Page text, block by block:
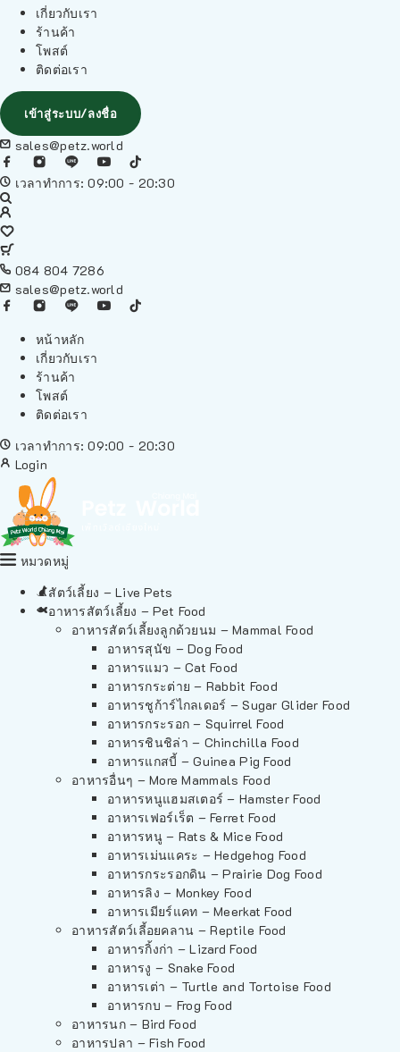
เกี่ยวกับเรา
ร้านค้า
โพสต์
ติดต่อเรา
เข้าสู่ระบบ/ลงชื่อ
sales@petz.world
เวลาทำการ: 09:00 - 20:30
084 804 7286
sales@petz.world
หน้าหลัก
เกี่ยวกับเรา
ร้านค้า
โพสต์
ติดต่อเรา
เวลาทำการ: 09:00 - 20:30
Login
หมวดหมู่
สัตว์เลี้ยง – Live Pets
อาหารสัตว์เลี้ยง – Pet Food
อาหารสัตว์เลี้ยงลูกด้วยนม – Mammal Food
อาหารสุนัข – Dog Food
อาหารแมว – Cat Food
อาหารกระต่าย – Rabbit Food
อาหารชูก้าร์ไกลเดอร์ – Sugar Glider Food
อาหารกระรอก – Squirrel Food
อาหารชินชิล่า – Chinchilla Food
อาหารแกสบี้ – Guinea Pig Food
อาหารอื่นๆ – More Mammals Food
อาหารหนูแฮมสเตอร์ – Hamster Food
อาหารเฟอร์เร็ต – Ferret Food
อาหารหนู – Rats & Mice Food
อาหารเม่นแคระ – Hedgehog Food
อาหารกระรอกดิน – Prairie Dog Food
อาหารลิง – Monkey Food
อาหารเมียร์แคท – Meerkat Food
อาหารสัตว์เลี้อยคลาน – Reptile Food
อาหารกิ้งก่า – Lizard Food
อาหารงู – Snake Food
อาหารเต่า – Turtle and Tortoise Food
อาหารกบ – Frog Food
อาหารนก – Bird Food
อาหารปลา – Fish Food